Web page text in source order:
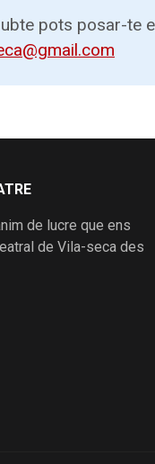
pots posar-te
de lucre que ens
de Vila-seca des